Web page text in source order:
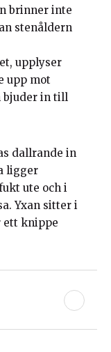
brinner inte
stenåldern
upplyser
upp mot
bjuder in till
dallrande in
ligger
ute och i
Yxan sitter i
ett knippe